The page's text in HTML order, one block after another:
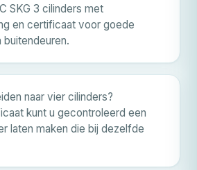
SKG 3 cilinders met
en certificaat voor goede
naar vier cilinders?
kunt u gecontroleerd een
laten maken die bij dezelfde